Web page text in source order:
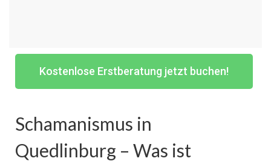
Kostenlose Erstberatung jetzt buchen!
Schamanismus in
Quedlinburg – Was ist